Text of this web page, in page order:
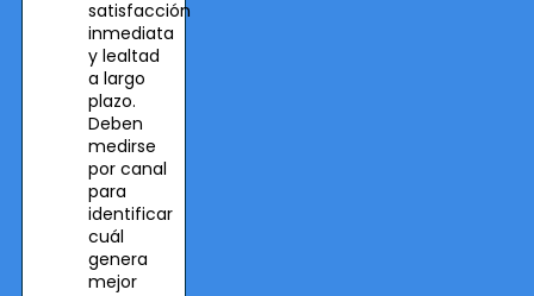
satisfacción
inmediata
y lealtad
a largo
plazo.
Deben
medirse
por canal
para
identificar
cuál
genera
mejor